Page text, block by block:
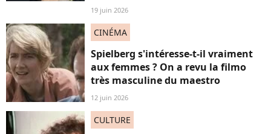
19 juin 2026
CINÉMA
Spielberg s'intéresse-t-il vraiment
aux femmes ? On a revu la filmo
très masculine du maestro
12 juin 2026
CULTURE